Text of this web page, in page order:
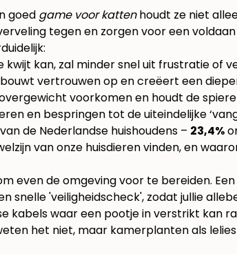
goed game voor kattenhoudt ze niet
tegen en zorgen voor een
kwijt kan, zal minder snel uit frustratie of
vertrouwen op en creëert een
voorkomen en houdt de
en bespringen tot de uiteindelijke
de Nederlandse huishoudens – 23,4%
van onze huisdieren vinden, en
even de omgeving voor te bereiden.
snelle 'veiligheidscheck', zodat jullie
kabels waar een pootje in verstrikt kan
het niet, maar kamerplanten als